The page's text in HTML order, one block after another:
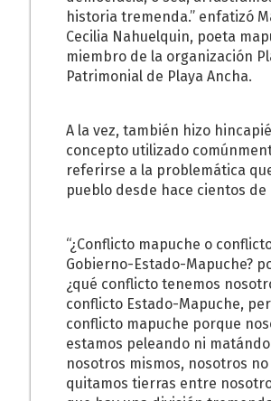
historia tremenda.” enfatizó
Cecilia Nahuelquin, poeta
miembro de la organización
Patrimonial de Playa Ancha.
A la vez, también hizo
concepto utilizado
referirse a la problemática
pueblo desde hace cientos de
“¿Conflicto mapuche o
Gobierno-Estado-Mapuche?
¿qué conflicto tenemos
conflicto Estado-Mapuche,
conflicto mapuche porque
estamos peleando ni
nosotros mismos, nosotros no
quitamos tierras entre